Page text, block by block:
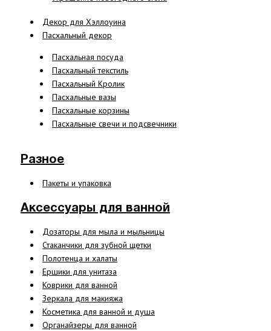
Декор для Хэллоуина
Пасхальный декор
Пасхальная посуда
Пасхальный текстиль
Пасхальный Кролик
Пасхальные вазы
Пасхальные корзины
Пасхальные свечи и подсвечники
Разное
Пакеты и упаковка
Аксессуары для ванной
Дозаторы для мыла и мыльницы
Стаканчики для зубной щетки
Полотенца и халаты
Ершики для унитаза
Коврики для ванной
Зеркала для макияжа
Косметика для ванной и душа
Органайзеры для ванной